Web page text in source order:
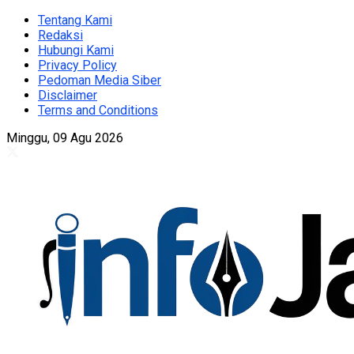
Tentang Kami
Redaksi
Hubungi Kami
Privacy Policy
Pedoman Media Siber
Disclaimer
Terms and Conditions
Minggu, 09 Agu 2026